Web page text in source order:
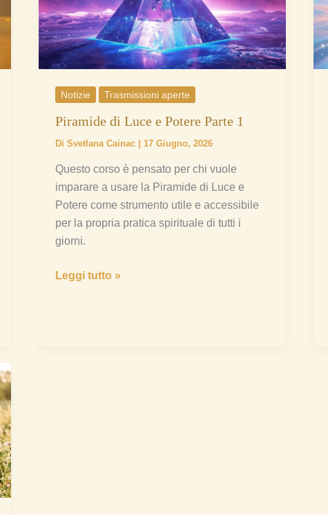
Notizie Trasmissioni aperte
Piramide di Luce e Potere Parte 1
DiSvetlana Cainac | 17 Giugno, 2026
Questo corso è pensato per chi vuole
imparare a usare la Piramide di Luce e
Potere come strumento utile e accessibile
per la propria pratica spirituale di tutti i
giorni.
Potere
Parte
1
Leggi tutto »